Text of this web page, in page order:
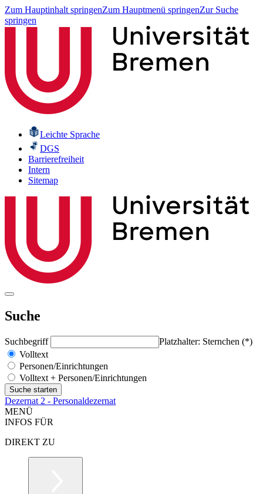
Zum Hauptinhalt springenZum Hauptmenü springenZur Suche
springen
Leichte Sprache
DGS
Barrierefreiheit
Intern
Sitemap
Suche
Suchbegriff
Platzhalter: Sternchen (*)
Volltext
Personen/Einrichtungen
Volltext + Personen/Einrichtungen
Dezernat 2 - Personaldezernat
MENÜ
INFOS FÜR
DIREKT ZU